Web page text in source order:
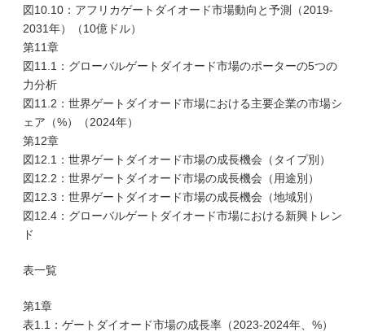
図10.10：アフリカゲートダイオード市場動向と予測（2019-
2031年）（10億ドル）
第11章
図11.1：グローバルゲートダイオード市場のポーターの5つの
力分析
図11.2：世界ゲートダイオード市場における主要企業の市場シ
ェア（%）（2024年）
第12章
図12.1：世界ゲートダイオード市場の成長機会（タイプ別）
図12.2：世界ゲートダイオード市場の成長機会（用途別）
図12.3：世界ゲートダイオード市場の成長機会（地域別）
図12.4：グローバルゲートダイオード市場における新興トレン
ド
表一覧
第1章
表1.1：ゲートダイオード市場の成長率（2023-2024年、%）